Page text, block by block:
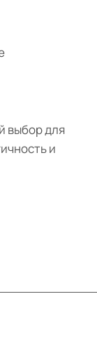
выбор для
и